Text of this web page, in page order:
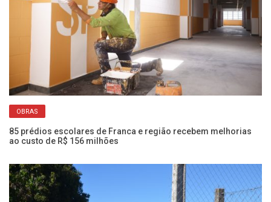
OBRAS
85 prédios escolares de Franca e região recebem melhorias
ao custo de R$ 156 milhões